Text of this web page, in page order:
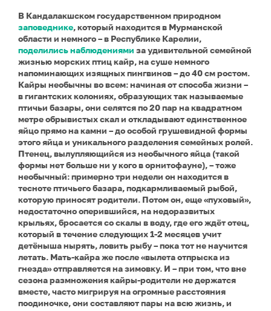
В Кандалакшском государственном природном
заповеднике, который находится в Мурманской
области и немного – в Республике Карелии,
поделились наблюдениями за удивительной семейной
жизнью морских птиц кайр, на суше немного
напоминающих изящных пингвинов – до 40 см ростом.
Кайры необычны во всем: начиная от способа жизни –
в гигантских колониях, образующих так называемые
птичьи базары, они селятся по 20 пар на квадратном
метре обрывистых скал и откладывают единственное
яйцо прямо на камни – до особой грушевидной формы
этого яйца и уникального разделения семейных ролей.
Птенец, вылупляющийся из необычного яйца (такой
формы нет больше ни у кого в орнитофауне), – тоже
необычный: примерно три недели он находится в
тесноте птичьего базара, подкармливаемый рыбой,
которую приносят родители. Потом он, еще «пуховый»,
недостаточно оперившийся, на недоразвитых
крыльях, бросается со скалы в воду, где его ждёт отец,
который в течение следующих 1-2 месяцев учит
детёныша нырять, ловить рыбу – пока тот не научится
летать. Мать-кайра же после «вылета отпрыска из
гнезда» отправляется на зимовку. И – при том, что вне
сезона размножения кайры-родители не держатся
вместе, часто мигрируя на огромные расстояния
поодиночке, они составляют пары на всю жизнь, и